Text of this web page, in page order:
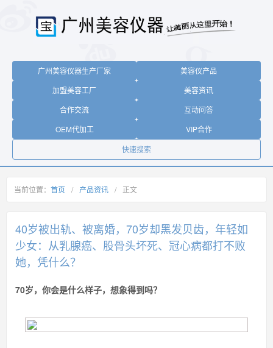
广州美容仪器生产厂家
美容仪产品
加盟美容工厂
美容资讯
合作交流
互动问答
OEM代加工
VIP合作
快速搜索
当前位置： 首页 / 产品资讯 / 正文
40岁被出轨、被离婚，70岁却黑发贝齿，年轻如
少女：从乳腺癌、股骨头坏死、冠心病都打不败
她，凭什么？
70岁，你会是什么样子，想象得到吗？